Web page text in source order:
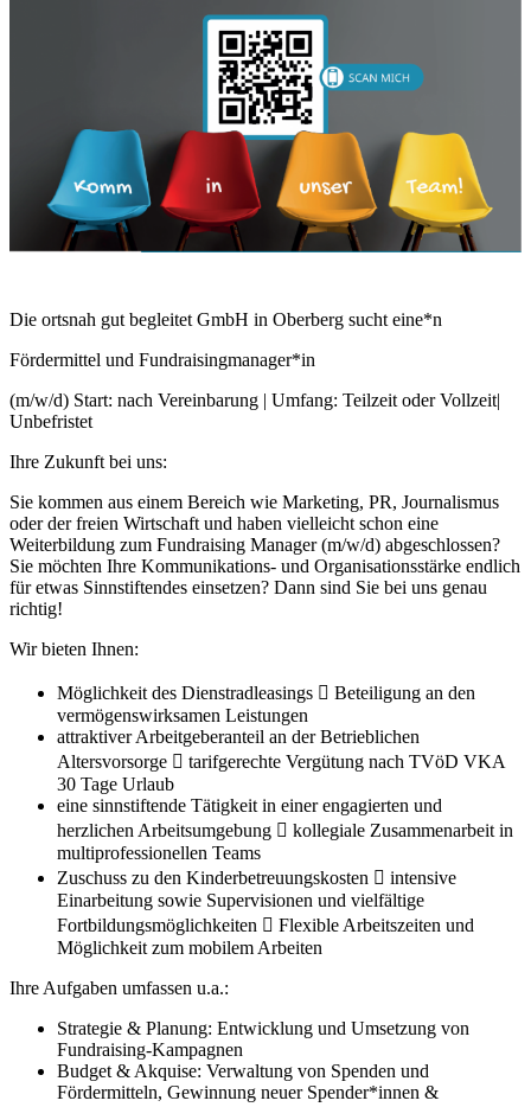
Die ortsnah gut begleitet GmbH in Oberberg sucht eine*n
Fördermittel und Fundraisingmanager*in
(m/w/d) Start: nach Vereinbarung | Umfang: Teilzeit oder Vollzeit|
Unbefristet
Ihre Zukunft bei uns:
Sie kommen aus einem Bereich wie Marketing, PR, Journalismus
oder der freien Wirtschaft und haben vielleicht schon eine
Weiterbildung zum Fundraising Manager (m/w/d) abgeschlossen?
Sie möchten Ihre Kommunikations- und Organisationsstärke endlich
für etwas Sinnstiftendes einsetzen? Dann sind Sie bei uns genau
richtig!
Wir bieten Ihnen:
Möglichkeit des Dienstradleasings  Beteiligung an den
vermögenswirksamen Leistungen
attraktiver Arbeitgeberanteil an der Betrieblichen
Altersvorsorge  tarifgerechte Vergütung nach TVöD VKA
30 Tage Urlaub
eine sinnstiftende Tätigkeit in einer engagierten und
herzlichen Arbeitsumgebung  kollegiale Zusammenarbeit in
multiprofessionellen Teams
Zuschuss zu den Kinderbetreuungskosten  intensive
Einarbeitung sowie Supervisionen und vielfältige
Fortbildungsmöglichkeiten  Flexible Arbeitszeiten und
Möglichkeit zum mobilem Arbeiten
Ihre Aufgaben umfassen u.a.:
Strategie & Planung: Entwicklung und Umsetzung von
Fundraising-Kampagnen
Budget & Akquise: Verwaltung von Spenden und
Fördermitteln, Gewinnung neuer Spender*innen &